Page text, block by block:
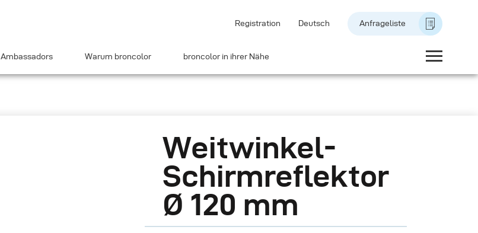
Registration Deutsch Anfrageliste
Ambassadors Warum broncolor broncolor in ihrer Nähe
Weitwinkel-
Schirmreflektor
Ø 120 mm